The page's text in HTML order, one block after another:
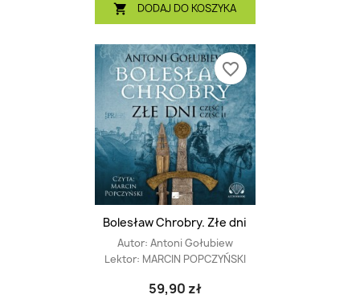
 DODAJ DO KOSZYKA
Bolesław Chrobry. Złe dni
Autor: Antoni Gołubiew
Lektor: MARCIN POPCZYŃSKI
59,90 zł
favorite_border